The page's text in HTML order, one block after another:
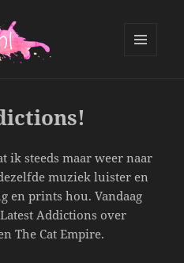
ik steeds maar weer naar
muziek luister en
en prints hou. Vandaag
Addictions over
The Cat Empire.